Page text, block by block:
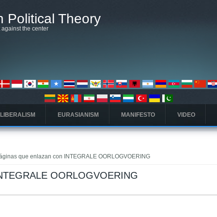
Political Theory
the center
EURASIANISM MANIFESTO VIDEO
que enlazan con INTEGRALE OORLOGVOERING
OORLOGVOERING